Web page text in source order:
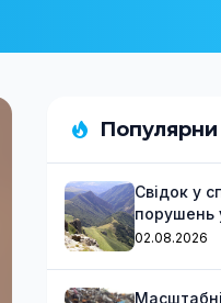
Свідок у
порушень
02.08.2026